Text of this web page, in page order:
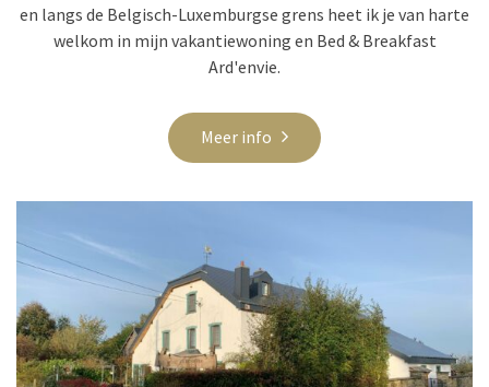
en langs de Belgisch-Luxemburgse grens heet ik je van harte
welkom in mijn vakantiewoning en Bed & Breakfast
Ard'envie.
Meer info